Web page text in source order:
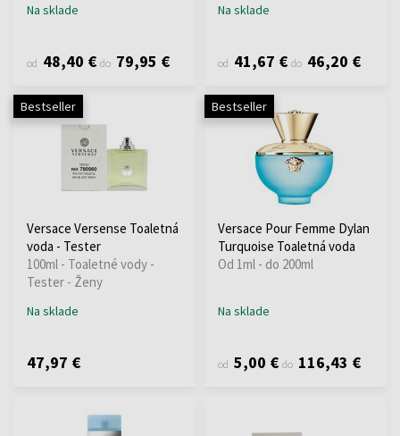
Na sklade
od 48,40 € do 79,95 €
Na sklade
od 41,67 € do 46,20 €
Bestseller
Versace Versense Toaletná
voda - Tester
100ml - Toaletné vody -
Tester - Ženy
Na sklade
47,97 €
Bestseller
Versace Pour Femme Dylan
Turquoise Toaletná voda
Od 1ml - do 200ml
Na sklade
od 5,00 € do 116,43 €